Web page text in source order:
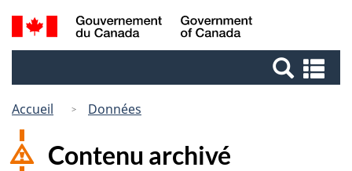
Passer
au
Passer
à
Canada
Recherche
et
et
Accueil Données
Contenu archivé